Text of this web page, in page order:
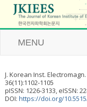
MENU
J. Korean Inst. Electromagn.
36(11):1102-1105
pISSN: 1226-3133, eISSN:
DOI: https://doi.org/10.5515/